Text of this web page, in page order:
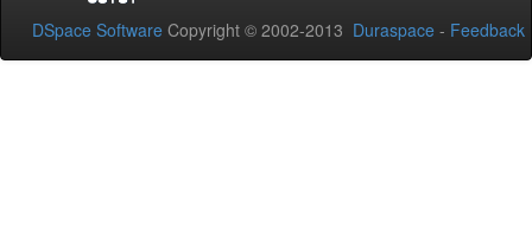
DSpace Software Copyright © 2002-2013 Duraspace - Feedback